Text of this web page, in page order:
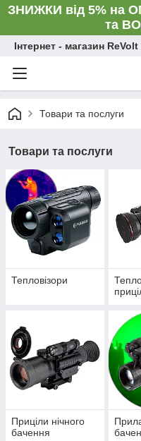
ЗНИЖКИ від 5% на
та
Інтернет - магазин ReVolt
Товари та послуги
Товари та послуги
Тепловізори
Приціли нічного
бачення